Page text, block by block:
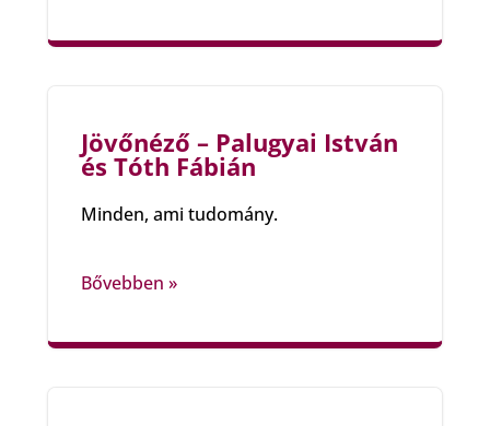
Jövőnéző – Palugyai István
és Tóth Fábián
Minden, ami tudomány.
Bővebben »